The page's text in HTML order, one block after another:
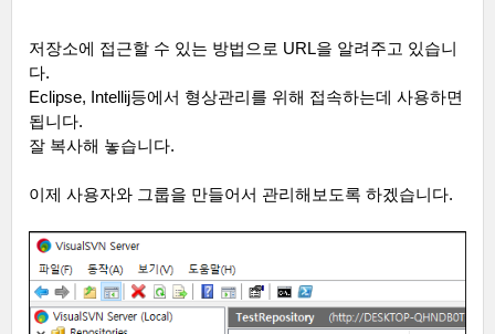
저장소에 접근할 수 있는 방법으로 URL을 알려주고 있습니
다.
Eclipse, Intellij등에서 형상관리를 위해 접속하는데 사용하면
됩니다.
잘 복사해 놓습니다.
이제 사용자와 그룹을 만들어서 관리해보도록 하겠습니다.